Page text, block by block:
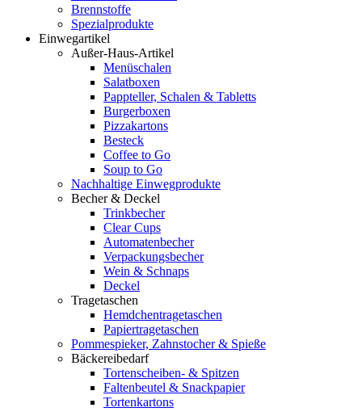
Brennstoffe
Spezialprodukte
Einwegartikel
Außer-Haus-Artikel
Menüschalen
Salatboxen
Pappteller, Schalen & Tabletts
Burgerboxen
Pizzakartons
Besteck
Coffee to Go
Soup to Go
Nachhaltige Einwegprodukte
Becher & Deckel
Trinkbecher
Clear Cups
Automatenbecher
Verpackungsbecher
Wein & Schnaps
Deckel
Tragetaschen
Hemdchentragetaschen
Papiertragetaschen
Pommespieker, Zahnstocher & Spieße
Bäckereibedarf
Tortenscheiben- & Spitzen
Faltenbeutel & Snackpapier
Tortenkartons